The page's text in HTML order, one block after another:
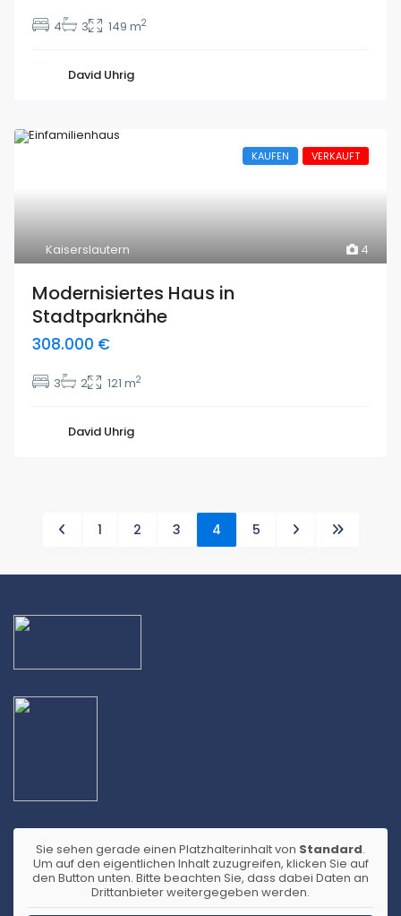
4 3 149 m2
David Uhrig
4
Kaiserslautern
KAUFEN VERKAUFT
Modernisiertes Haus in
Stadtparknähe
308.000 €
3 2 121 m2
David Uhrig
1 2 3 4 5
Sie sehen gerade einen Platzhalterinhalt von Standard.
Um auf den eigentlichen Inhalt zuzugreifen, klicken Sie auf
den Button unten. Bitte beachten Sie, dass dabei Daten an
Drittanbieter weitergegeben werden.